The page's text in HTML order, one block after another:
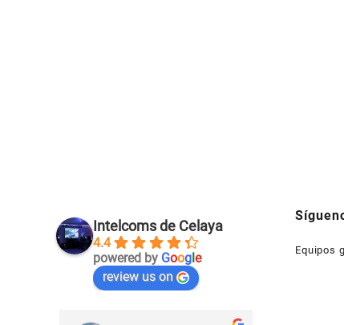
Intelcoms de Celaya
4.4
powered by Googl e
review us on
Equipos